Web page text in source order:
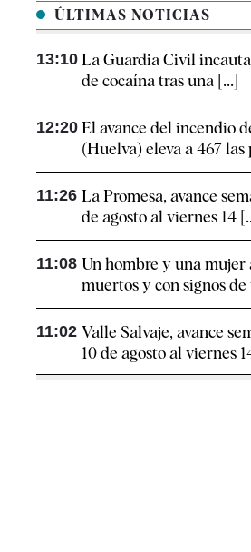
ÚLTIMAS NOTICIAS
13:10 La Guardia Civil
de cocaína tras una [...]
12:20 El avance del incendio
(Huelva) eleva a 467 las
11:26 La Promesa, avance
de agosto al viernes 14
11:08 Un hombre y una mujer
muertos y con signos
11:02 Valle Salvaje, avance
10 de agosto al viernes